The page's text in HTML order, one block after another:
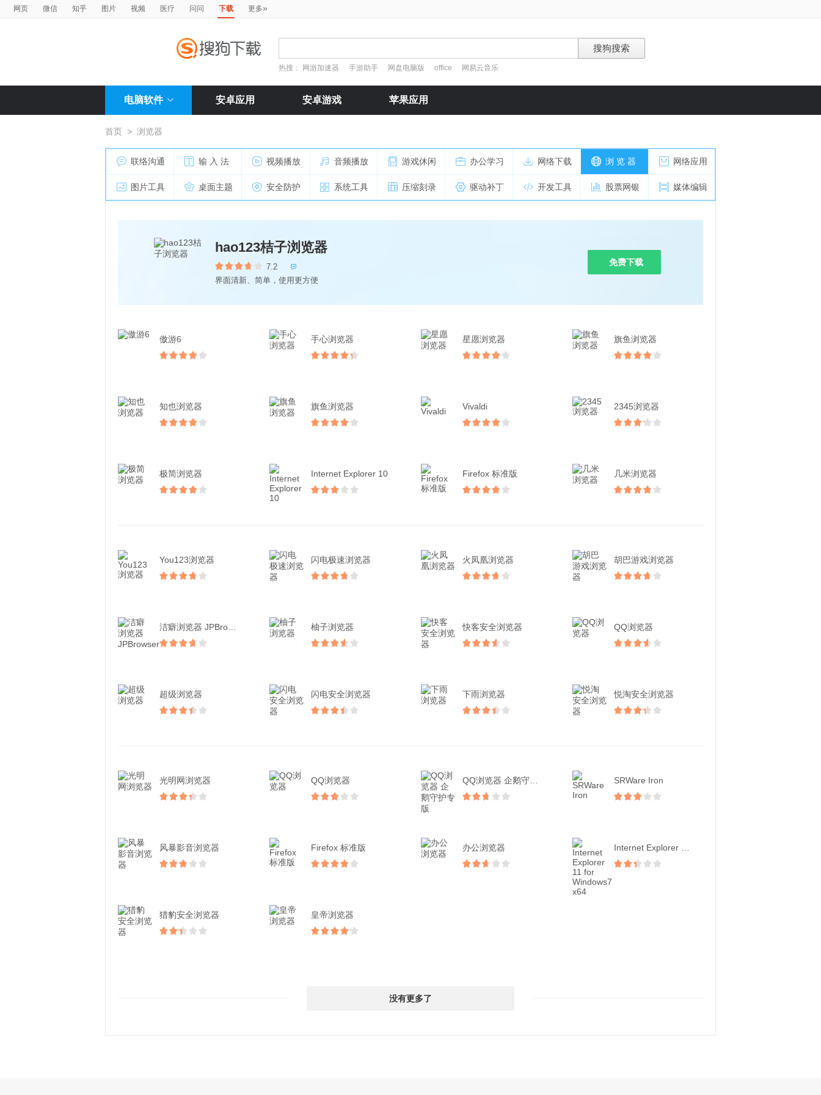
网页 微信 知乎 图片 视频 医疗 问问 下载 更多»
热搜： 网游加速器 手游助手 网盘电脑版 office 网易云音乐
电脑软件 安卓应用 安卓游戏 苹果应用
首页 > 浏览器
联络沟通 输 入 法 视频播放 音频播放 游戏休闲 办公学习 网络下载 浏 览 器 网络应用
图片工具 桌面主题 安全防护 系统工具 压缩刻录 驱动补丁 开发工具 股票网银 媒体编辑
hao123桔子浏览器
7.2 
界面清新、简单，使用更方便
免费下载
傲游6 手心浏览器 星愿浏览器 旗鱼浏览器
知也浏览器 旗鱼浏览器 Vivaldi 2345浏览器
极简浏览器 Internet Explorer 10 Firefox 标准版 几米浏览器
You123浏览器 闪电极速浏览器 火凤凰浏览器 胡巴游戏浏览器
柚子浏览器 快客安全浏览器 QQ浏览器
超级浏览器 闪电安全浏览器 下雨浏览器 悦淘安全浏览器
光明网浏览器 QQ浏览器 SRWare Iron
风暴影音浏览器 Firefox 标准版 办公浏览器
猎豹安全浏览器 皇帝浏览器
没有更多了